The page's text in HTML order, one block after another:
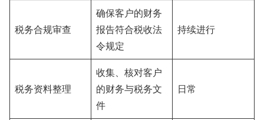
税务合规审查
确保客户的财务
报告符合税收法
令规定
持续进行
税务资料整理
收集、核对客户
的财务与税务文
件
日常